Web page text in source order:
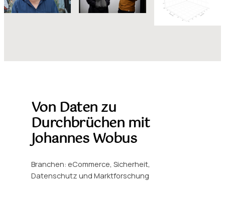
Von Daten zu
Durchbrüchen mit
Johannes Wobus
Branchen: eCommerce, Sicherheit,
Datenschutz und Marktforschung